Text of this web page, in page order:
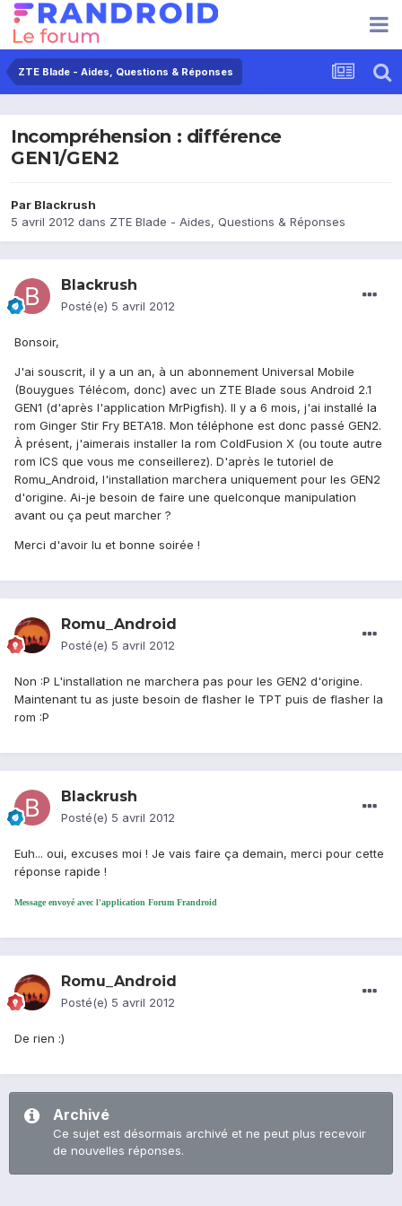
ZTE Blade - Aides, Questions & Réponses
Incompréhension : différence
GEN1/GEN2
Par Blackrush
5 avril 2012 dans ZTE Blade - Aides, Questions & Réponses
Blackrush
Posté(e) 5 avril 2012
Bonsoir,
J'ai souscrit, il y a un an, à un abonnement Universal Mobile
(Bouygues Télécom, donc) avec un ZTE Blade sous Android 2.1
GEN1 (d'après l'application MrPigfish). Il y a 6 mois, j'ai installé la
rom Ginger Stir Fry BETA18. Mon téléphone est donc passé GEN2.
À présent, j'aimerais installer la rom ColdFusion X (ou toute autre
rom ICS que vous me conseillerez). D'après le tutoriel de
Romu_Android, l'installation marchera uniquement pour les GEN2
d'origine. Ai-je besoin de faire une quelconque manipulation
avant ou ça peut marcher ?
Merci d'avoir lu et bonne soirée !
Romu_Android
Posté(e) 5 avril 2012
Non :P L'installation ne marchera pas pour les GEN2 d'origine.
Maintenant tu as juste besoin de flasher le TPT puis de flasher la
rom :P
Blackrush
Posté(e) 5 avril 2012
Euh... oui, excuses moi ! Je vais faire ça demain, merci pour cette
réponse rapide !
Message envoyé avec l'application Forum Frandroid
Romu_Android
Posté(e) 5 avril 2012
De rien :)
Archivé
Ce sujet est désormais archivé et ne peut plus recevoir
de nouvelles réponses.